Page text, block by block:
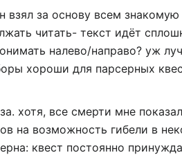
взял за основу всем
читать- текст идёт
налево/направо? уж
хороши для парсерных
хотя, все смерти мне
на возможность гибели в
квест постоянно